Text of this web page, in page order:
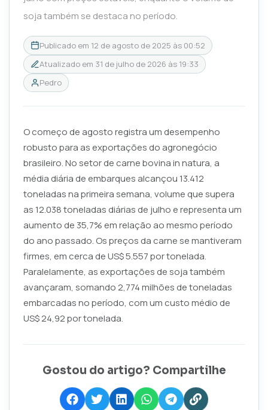
soja também se destaca no período.
Publicado em 12 de agosto de 2025 às 00:52
Atualizado em 31 de julho de 2026 às 19:33
Pedro
O começo de agosto registra um desempenho
robusto para as exportações do agronegócio
brasileiro. No setor de carne bovina in natura, a
média diária de embarques alcançou 13.412
toneladas na primeira semana, volume que supera
as 12.038 toneladas diárias de julho e representa um
aumento de 35,7% em relação ao mesmo período
do ano passado. Os preços da carne se mantiveram
firmes, em cerca de US$ 5.557 por tonelada.
Paralelamente, as exportações de soja também
avançaram, somando 2,774 milhões de toneladas
embarcadas no período, com um custo médio de
US$ 24,92 por tonelada.
Gostou do artigo? Compartilhe